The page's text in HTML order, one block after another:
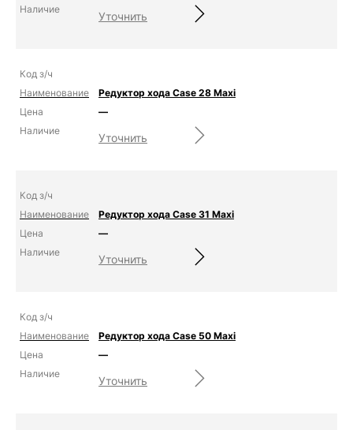
Уточнить
Редуктор хода Case 28 Maxi
—
Уточнить
Редуктор хода Case 31 Maxi
—
Уточнить
Редуктор хода Case 50 Maxi
—
Уточнить